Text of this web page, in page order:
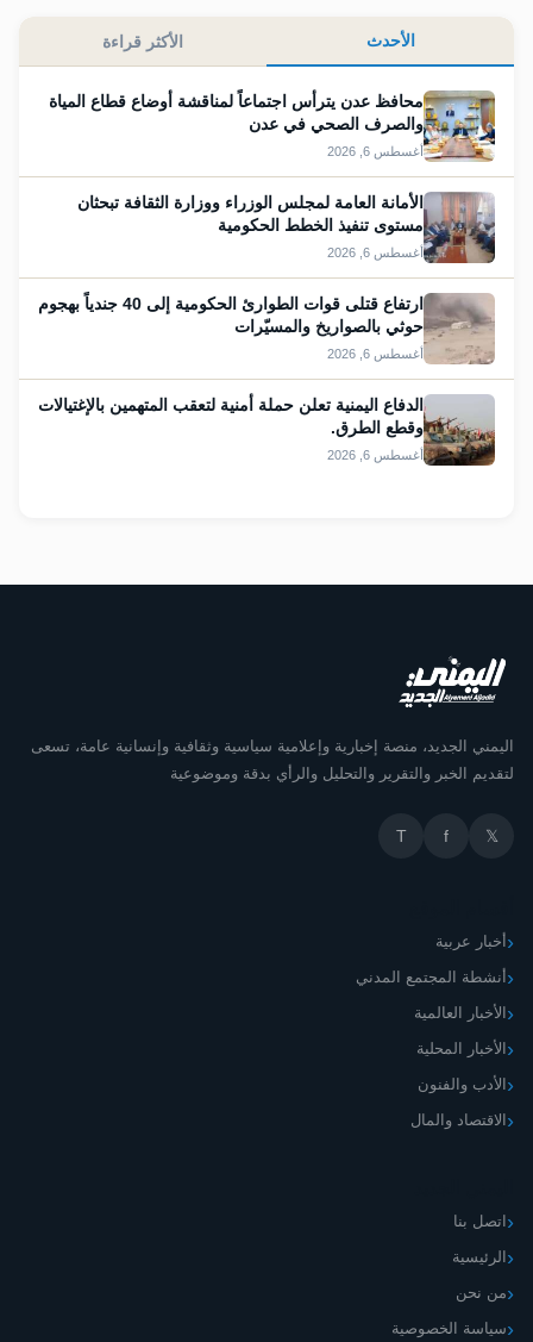
الأحدث الأكثر قراءة
محافظ عدن يترأس اجتماعاً لمناقشة أوضاع قطاع المياة
والصرف الصحي في عدن
أغسطس 6, 2026
الأمانة العامة لمجلس الوزراء ووزارة الثقافة تبحثان
مستوى تنفيذ الخطط الحكومية
أغسطس 6, 2026
ارتفاع قتلى قوات الطوارئ الحكومية إلى 40 جندياً بهجوم
حوثي بالصواريخ والمسيّرات
أغسطس 6, 2026
الدفاع اليمنية تعلن حملة أمنية لتعقب المتهمين بالإغتيالات
وقطع الطرق.
أغسطس 6, 2026
اليمني الجديد، منصة إخبارية وإعلامية سياسية وثقافية وإنسانية عامة، تسعى
لتقديم الخبر والتقرير والتحليل والرأي بدقة وموضوعية
𝕏
f
T
أخبار عربية
أنشطة المجتمع المدني
الأخبار العالمية
الأخبار المحلية
الأدب والفنون
الاقتصاد والمال
اتصل بنا
الرئيسية
من نحن
سياسة الخصوصية